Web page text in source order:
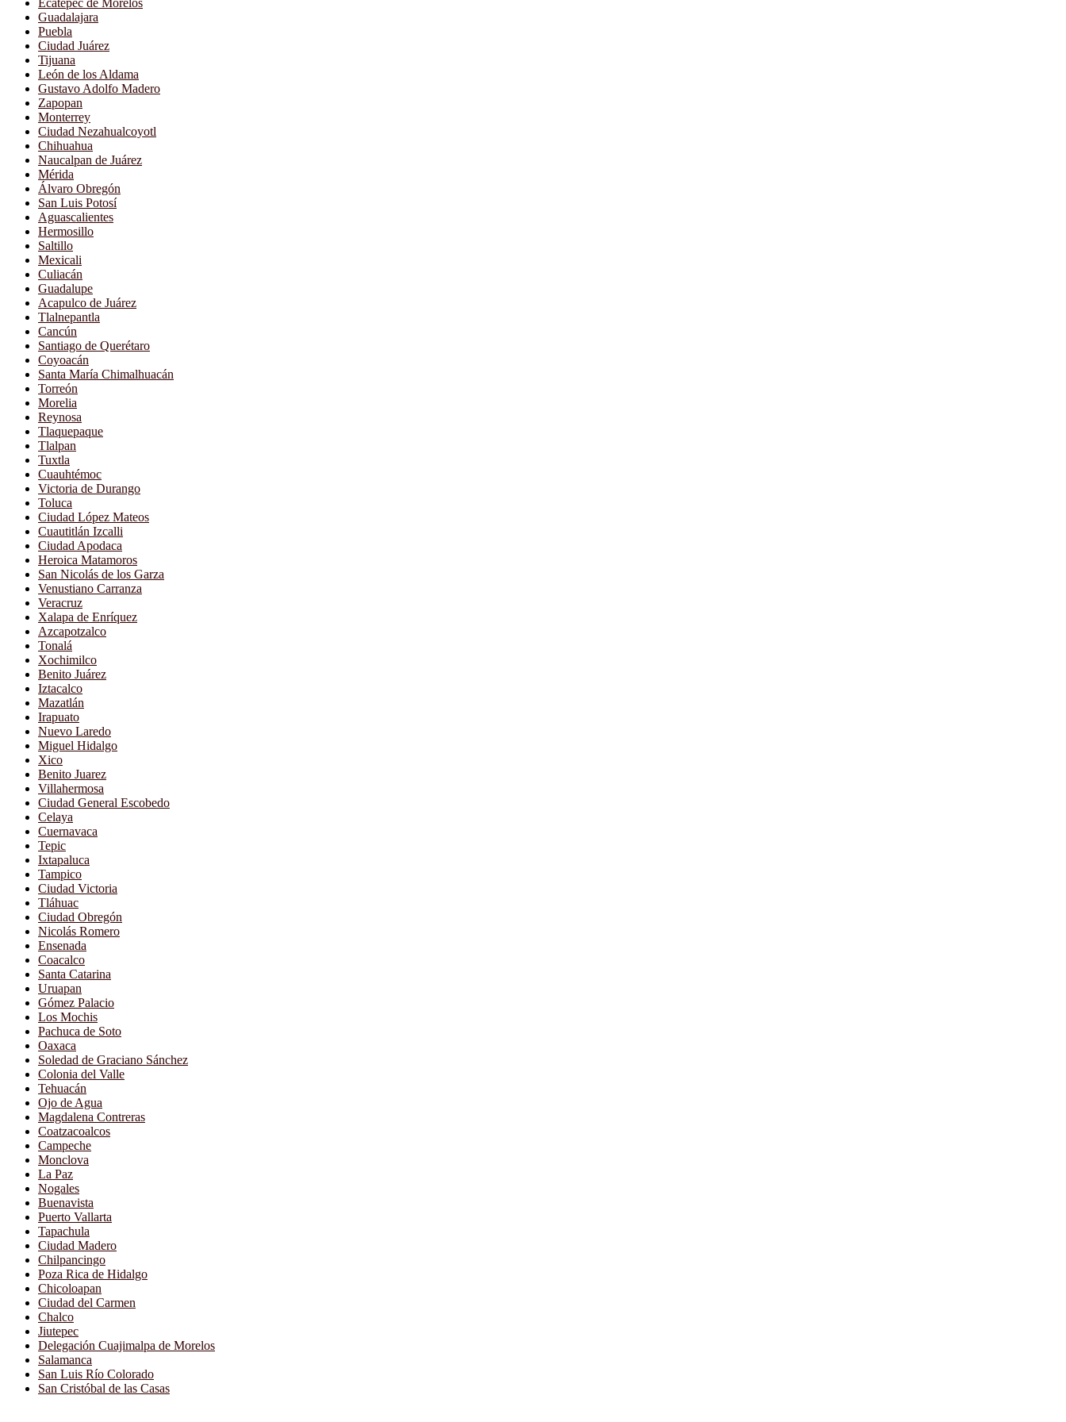
Guadalajara
Puebla
Ciudad Juárez
Tijuana
León de los Aldama
Gustavo Adolfo Madero
Zapopan
Monterrey
Ciudad Nezahualcoyotl
Chihuahua
Naucalpan de Juárez
Mérida
Álvaro Obregón
San Luis Potosí
Aguascalientes
Hermosillo
Saltillo
Mexicali
Culiacán
Guadalupe
Acapulco de Juárez
Tlalnepantla
Cancún
Santiago de Querétaro
Coyoacán
Santa María Chimalhuacán
Torreón
Morelia
Reynosa
Tlaquepaque
Tlalpan
Tuxtla
Cuauhtémoc
Victoria de Durango
Toluca
Ciudad López Mateos
Cuautitlán Izcalli
Ciudad Apodaca
Heroica Matamoros
San Nicolás de los Garza
Venustiano Carranza
Veracruz
Xalapa de Enríquez
Azcapotzalco
Tonalá
Xochimilco
Benito Juárez
Iztacalco
Mazatlán
Irapuato
Nuevo Laredo
Miguel Hidalgo
Xico
Benito Juarez
Villahermosa
Ciudad General Escobedo
Celaya
Cuernavaca
Tepic
Ixtapaluca
Tampico
Ciudad Victoria
Tláhuac
Ciudad Obregón
Nicolás Romero
Ensenada
Coacalco
Santa Catarina
Uruapan
Gómez Palacio
Los Mochis
Pachuca de Soto
Oaxaca
Soledad de Graciano Sánchez
Colonia del Valle
Tehuacán
Ojo de Agua
Magdalena Contreras
Coatzacoalcos
Campeche
Monclova
La Paz
Nogales
Buenavista
Puerto Vallarta
Tapachula
Ciudad Madero
Chilpancingo
Poza Rica de Hidalgo
Chicoloapan
Ciudad del Carmen
Chalco
Jiutepec
Delegación Cuajimalpa de Morelos
Salamanca
San Luis Río Colorado
San Cristóbal de las Casas